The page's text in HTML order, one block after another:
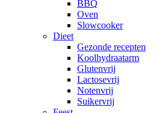
BBQ
Oven
Slowcooker
Dieet
Gezonde recepten
Koolhydraatarm
Glutenvrij
Lactosevrij
Notenvrij
Suikervrij